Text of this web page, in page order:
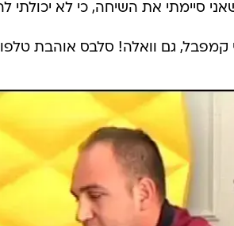
סיימתי את השיחה, כי לא יכולתי
גם וואלה! סלבס אוהבת